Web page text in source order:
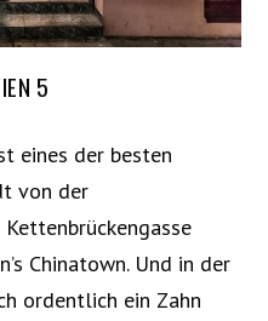
5
eines der besten
von der
Chinatown. Und in der
ordentlich ein Zahn